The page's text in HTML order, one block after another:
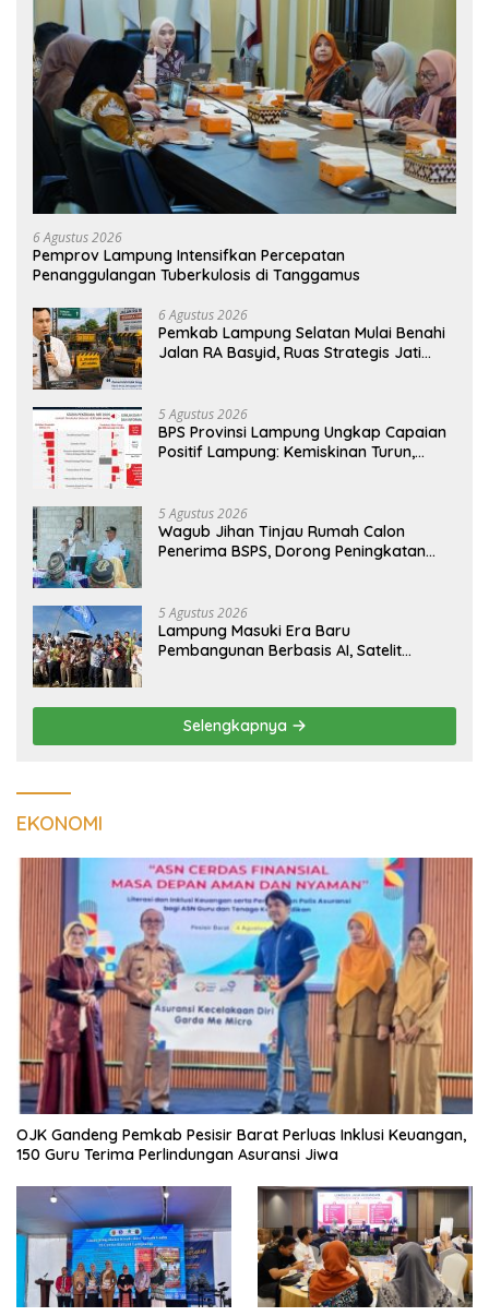
6 Agustus 2026
Pemprov Lampung Intensifkan Percepatan
Penanggulangan Tuberkulosis di Tanggamus
6 Agustus 2026
Pemkab Lampung Selatan Mulai Benahi
Jalan RA Basyid, Ruas Strategis Jati
5 Agustus 2026
BPS Provinsi Lampung Ungkap Capaian
Positif Lampung: Kemiskinan Turun,
5 Agustus 2026
Wagub Jihan Tinjau Rumah Calon
Penerima BSPS, Dorong Peningkatan
5 Agustus 2026
Lampung Masuki Era Baru
Pembangunan Berbasis AI, Satelit
Selengkapnya
EKONOMI
OJK Gandeng Pemkab Pesisir Barat Perluas Inklusi Keuangan,
150 Guru Terima Perlindungan Asuransi Jiwa